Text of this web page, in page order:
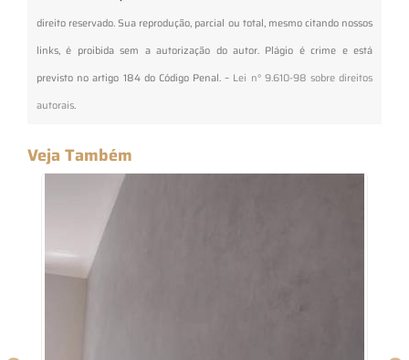
direito reservado. Sua reprodução, parcial ou total, mesmo citando nossos
links, é proibida sem a autorização do autor. Plágio é crime e está
previsto no artigo 184 do Código Penal. – Lei n° 9.610-98 sobre direitos
autorais.
Veja Também